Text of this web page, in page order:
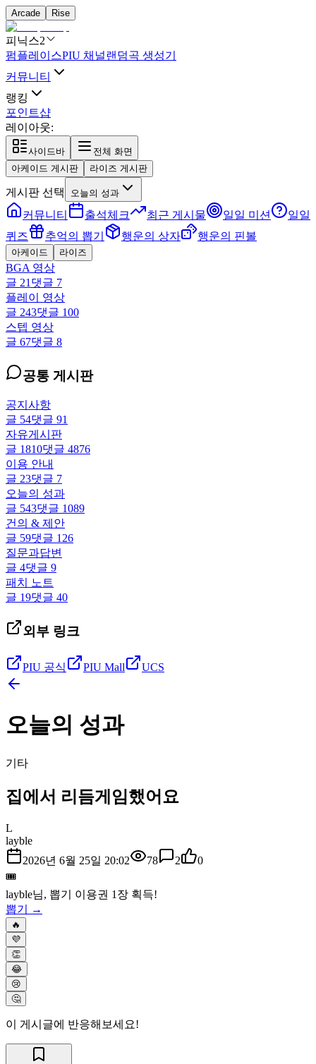
Arcade Rise
피닉스2
펌플레이스PIU 채널랜덤곡 생성기
커뮤니티
랭킹
포인트샵
레이아웃:
사이드바
전체 화면
아케이드 게시판
라이즈 게시판
게시판 선택 오늘의 성과
커뮤니티 출석체크 최근 게시물 일일 미션
일일
퀴즈
추억의 뽑기 행운의 상자 행운의 핀볼
아케이드 라이즈
BGA 영상
글 21 댓글 7
플레이 영상
글 243댓글 100
스텝 영상
글 67댓글 8
공통 게시판
공지사항
글 54댓글 91
자유게시판
글 1810댓글 4876
이용 안내
글 23댓글 7
오늘의 성과
글 543댓글 1089
건의 & 제안
글 59댓글 126
질문과답변
글 4댓글 9
패치 노트
글 19댓글 40
외부 링크
PIU 공식 PIU Mall UCS
오늘의 성과
기타
집에서 리듬게임했어요
L
layble
2026년 6월 25일 20:02
78 2
0
🎟️
layble님, 뽑기 이용권 1 장 획득!
뽑기 →
🔥
💜
👏
😂
😢
🤔
이 게시글에 반응해보세요!